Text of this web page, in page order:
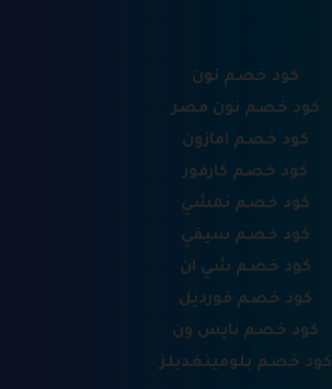
كود خصم نون
كود خصم نون مصر
كود خصم امازون
كود خصم كارفور
كود خصم نمشي
كود خصم سيفي
كود خصم شي ان
كود خصم فورديل
كود خصم نايس ون
كود خصم بلومينغديلز